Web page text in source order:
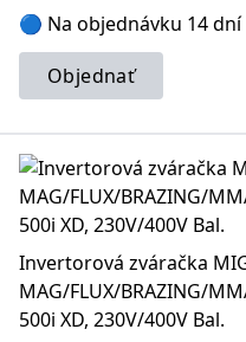
🔵 Na objednávku 14 dní
Objednať
Invertorová zváračka
MAG/FLUX/BRAZING/
500i XD, 230V/400V Bal.